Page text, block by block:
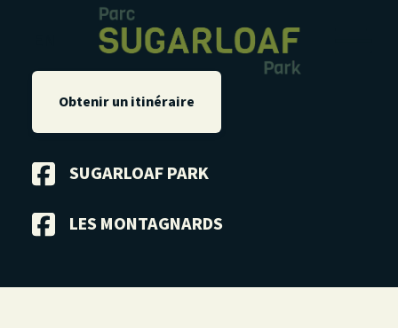
Obtenir un itinéraire
SUGARLOAF PARK
LES MONTAGNARDS